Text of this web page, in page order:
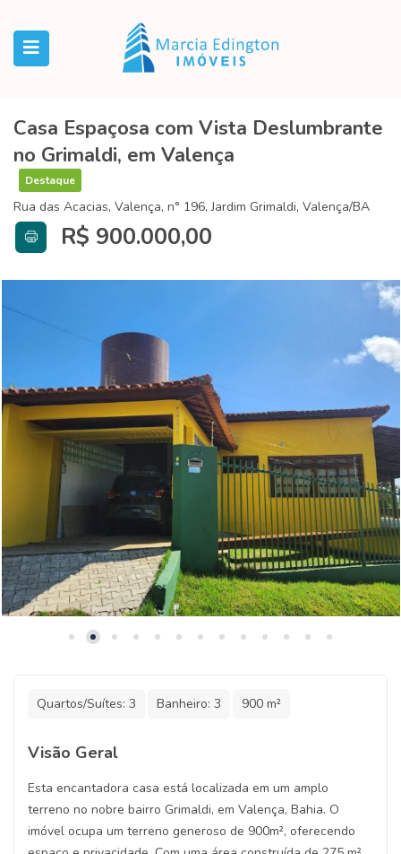
Casa Espaçosa com Vista Deslumbrante
no Grimaldi, em Valença
Destaque
Rua das Acacias, Valença, n° 196, Jardim Grimaldi, Valença/BA
R$ 900.000,00
Quartos/Suítes: 3 Banheiro: 3 900 m²
Visão Geral
Esta encantadora casa está localizada em um amplo
terreno no nobre bairro Grimaldi, em Valença, Bahia. O
imóvel ocupa um terreno generoso de 900m², oferecendo